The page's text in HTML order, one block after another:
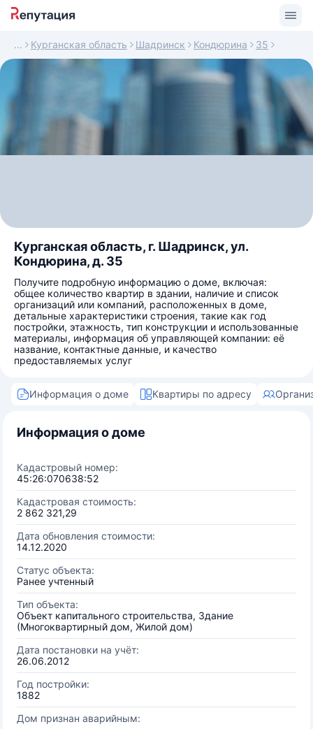
Курганская область Шадринск Кондюрина 35
Курганская область, г. Шадринск, ул.
Кондюрина, д. 35
Получите подробную информацию о доме, включая:
общее количество квартир в здании, наличие и список
организаций или компаний, расположенных в доме,
детальные характеристики строения, такие как год
постройки, этажность, тип конструкции и использованные
материалы, информация об управляющей компании: её
название, контактные данные, и качество
предоставляемых услуг
Информация о доме Квартиры по адресу
Информация о доме
Кадастровый номер:
45:26:070638:52
Кадастровая стоимость:
2 862 321,29
Дата обновления стоимости:
14.12.2020
Статус объекта:
Ранее учтенный
Тип объекта:
Объект капитального строительства, Здание
(Многоквартирный дом, Жилой дом)
Дата постановки на учёт:
26.06.2012
Год постройки:
1882
Дом признан аварийным: